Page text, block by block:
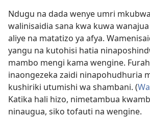
Ndugu na dada wenye umri
walinisaidia sana kwa kuwa
aliye na matatizo ya afya.
yangu na kutohisi hatia
mambo mengi kama wengine.
inaongezeka zaidi ninapohudhuria
kushiriki utumishi wa shambani. (
Katika hali hizo, nimetambua
ninaugua, siko tofauti na wengine.